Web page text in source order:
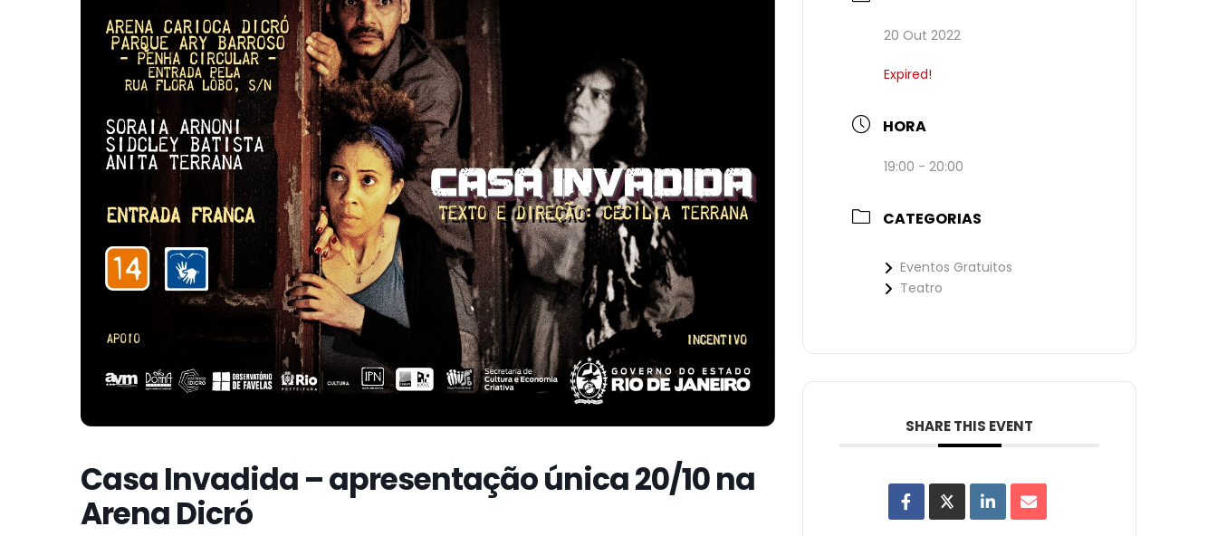
Casa Invadida – apresentação única 20/10 na
Arena Dicró
20 Out 2022
Expired!
HORA
19:00 - 20:00
CATEGORIAS
Eventos Gratuitos
Teatro
SHARE THIS EVENT